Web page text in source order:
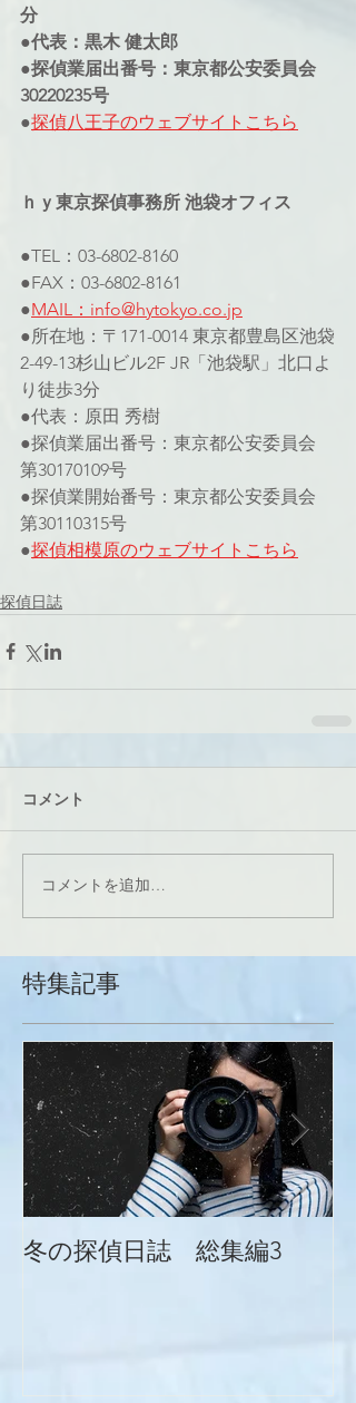
分
●代表：黒木 健太郎
●探偵業届出番号：東京都公安委員会
30220235号
●探偵八王子のウェブサイトこちら
ｈｙ東京探偵事務所 池袋オフィス
●TEL：03-6802-8160
●FAX：03-6802-8161
●MAIL：info@hytokyo.co.jp
●所在地：〒171-0014 東京都豊島区池袋
2-49-13杉山ビル2F JR「池袋駅」北口よ
り徒歩3分
●代表：原田 秀樹
●探偵業届出番号：東京都公安委員会
第30170109号
●探偵業開始番号：東京都公安委員会
第30110315号
●探偵相模原のウェブサイト こちら
探偵日誌
コメント
コメントを追加…
特集記事
冬の探偵日誌 総集編3